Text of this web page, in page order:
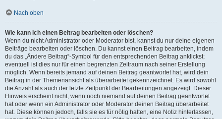
Nach oben
Wie kann ich einen Beitrag bearbeiten oder löschen?
Wenn du nicht Administrator oder Moderator bist, kannst du nur deine eigenen
Beiträge bearbeiten oder löschen. Du kannst einen Beitrag bearbeiten, indem
du das „Ändere Beitrag“-Symbol für den entsprechenden Beitrag anklickst;
eventuell ist dies nur für einen begrenzten Zeitraum nach seiner Erstellung
möglich. Wenn bereits jemand auf deinen Beitrag geantwortet hat, wird dein
Beitrag in der Themenansicht als überarbeitet gekennzeichnet. Es wird sowohl
die Anzahl als auch der letzte Zeitpunkt der Bearbeitungen angezeigt. Dieser
Hinweis erscheint nicht, wenn noch niemand auf deinen Beitrag geantwortet
hat oder wenn ein Administrator oder Moderator deinen Beitrag überarbeitet
hat. Diese können jedoch, falls sie es für nötig halten, eine Notiz hinterlassen,